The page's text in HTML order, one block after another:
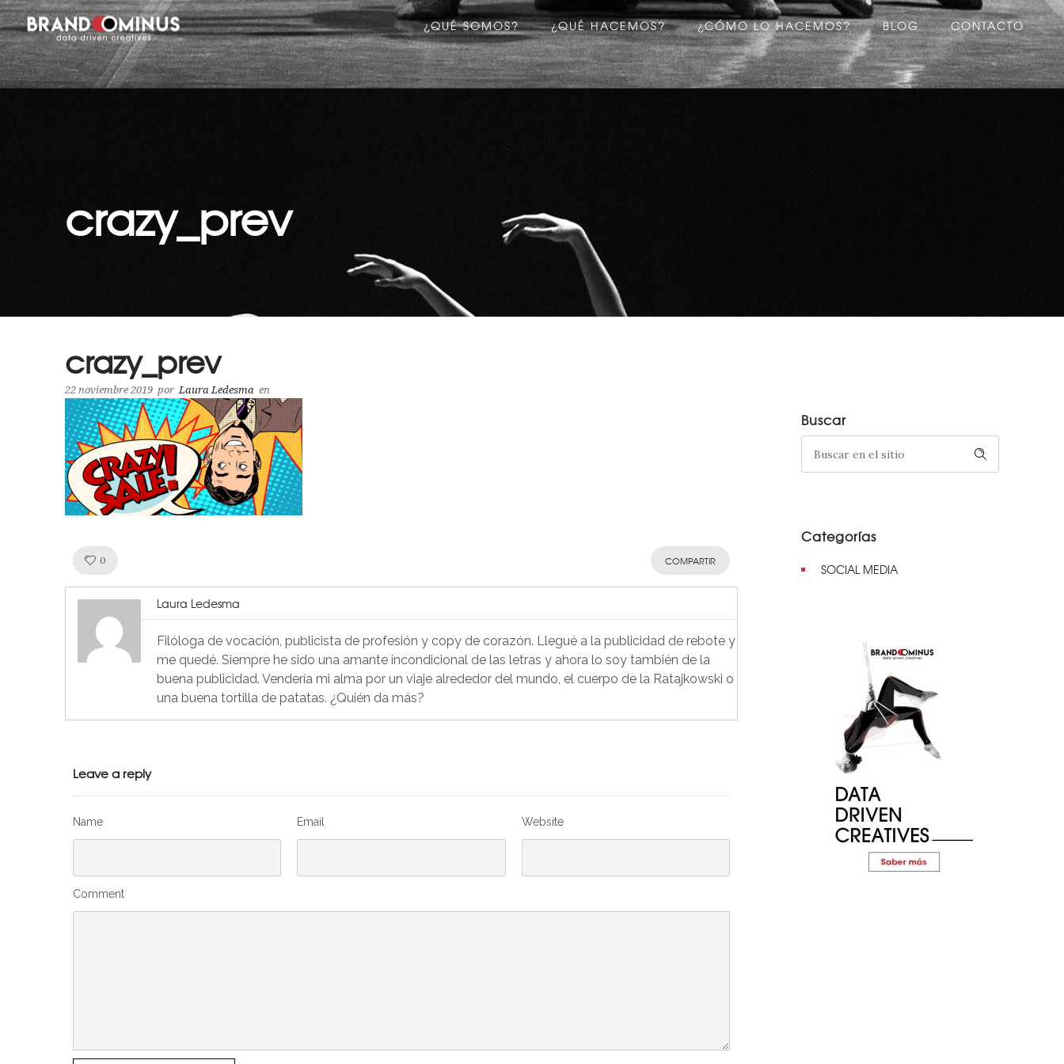
¿QUÉ SOMOS? ¿QUÉ HACEMOS? ¿CÓMO LO HACEMOS? BLOG CONTACTO
crazy_prev
crazy_prev
22 noviembre 2019 por Laura Ledesma en
0 COMPARTIR
Laura Ledesma
Filóloga de vocación, publicista de profesión y copy de corazón. Llegué a la publicidad de rebote y
me quedé. Siempre he sido una amante incondicional de las letras y ahora lo soy también de la
buena publicidad. Vendería mi alma por un viaje alrededor del mundo, el cuerpo de la Ratajkowski o
una buena tortilla de patatas. ¿Quién da más?
Leave a reply
Name Email Website
Comment
Buscar
Categorías
SOCIAL MEDIA